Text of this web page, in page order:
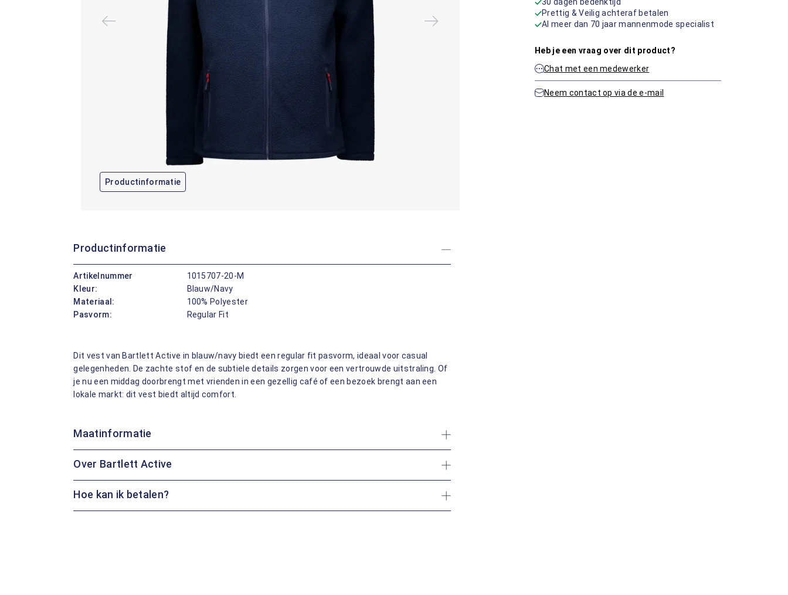
Productinformatie
Prettig & Veilig achteraf betalen
Al meer dan 70 jaar mannenmode specialist
Heb je een vraag over dit product?
Chat met een medewerker
Neem contact op via de e-mail
Productinformatie
Artikelnummer
1015707-20-M
Kleur:
Blauw/Navy
Materiaal:
100% Polyester
Pasvorm:
Regular Fit
Dit vest van Bartlett Active in blauw/navy biedt een regular fit pasvorm, ideaal voor casual
gelegenheden. De zachte stof en de subtiele details zorgen voor een vertrouwde uitstraling. Of
je nu een middag doorbrengt met vrienden in een gezellig café of een bezoek brengt aan een
lokale markt: dit vest biedt altijd comfort.
Maatinformatie
Over Bartlett Active
Hoe kan ik betalen?